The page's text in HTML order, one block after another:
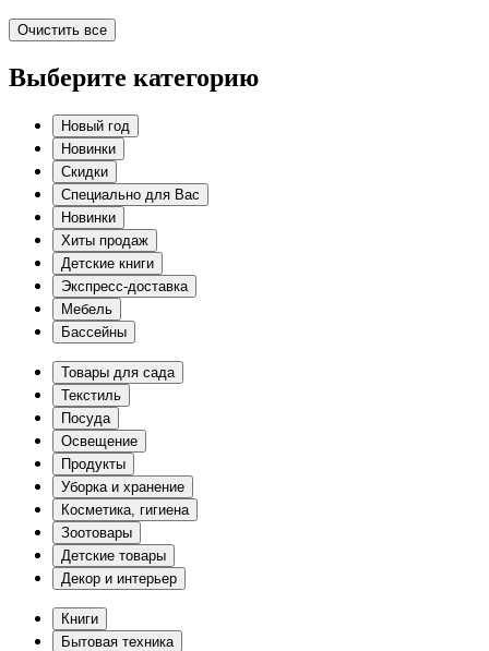
Очистить все
Выберите категорию
Новый год
Новинки
Скидки
Специально для Вас
Новинки
Хиты продаж
Детские книги
Экспресс-доставка
Мебель
Бассейны
Товары для сада
Текстиль
Посуда
Освещение
Продукты
Уборка и хранение
Косметика, гигиена
Зоотовары
Детские товары
Декор и интерьер
Книги
Бытовая техника